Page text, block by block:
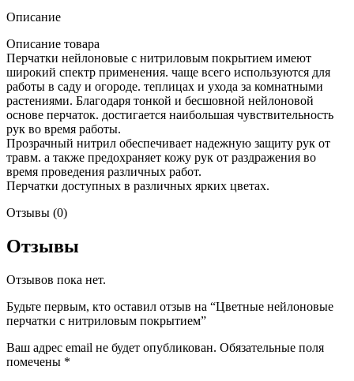
Описание
Описание товара
Перчатки нейлоновые с нитриловым покрытием имеют
широкий спектр применения. чаще всего используются для
работы в саду и огороде. теплицах и ухода за комнатными
растениями. Благодаря тонкой и бесшовной нейлоновой
основе перчаток. достигается наибольшая чувствительность
рук во время работы.
Прозрачный нитрил обеспечивает надежную защиту рук от
травм. а также предохраняет кожу рук от раздражения во
время проведения различных работ.
Перчатки доступных в различных ярких цветах.
Отзывы (0)
Отзывы
Отзывов пока нет.
Будьте первым, кто оставил отзыв на “Цветные нейлоновые
перчатки с нитриловым покрытием”
Ваш адрес email не будет опубликован. Обязательные поля
помечены *